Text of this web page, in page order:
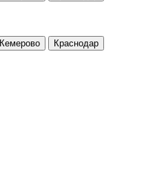
Кемерово
Краснодар